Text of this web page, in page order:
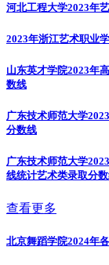
河北工程大学2023年
2023年浙江艺术职业
山东英才学院2023年
数线
广东技术师范大学
分数线
广东技术师范大学
线统计艺术类录取分
查看更多
北京舞蹈学院2024年